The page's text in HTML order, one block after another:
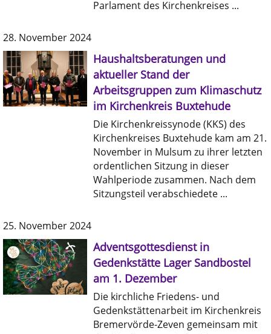
Parlament des Kirchenkreises ...
28. November 2024
Haushaltsberatungen und
aktueller Stand der
Arbeitsgruppen zum Klimaschutz
im Kirchenkreis Buxtehude
Die Kirchenkreissynode (KKS) des
Kirchenkreises Buxtehude kam am 21.
November in Mulsum zu ihrer letzten
ordentlichen Sitzung in dieser
Wahlperiode zusammen. Nach dem
Sitzungsteil verabschiedete ...
25. November 2024
Adventsgottesdienst in
Gedenkstätte Lager Sandbostel
am 1. Dezember
Die kirchliche Friedens- und
Gedenkstättenarbeit im Kirchenkreis
Bremervörde-Zeven gemeinsam mit